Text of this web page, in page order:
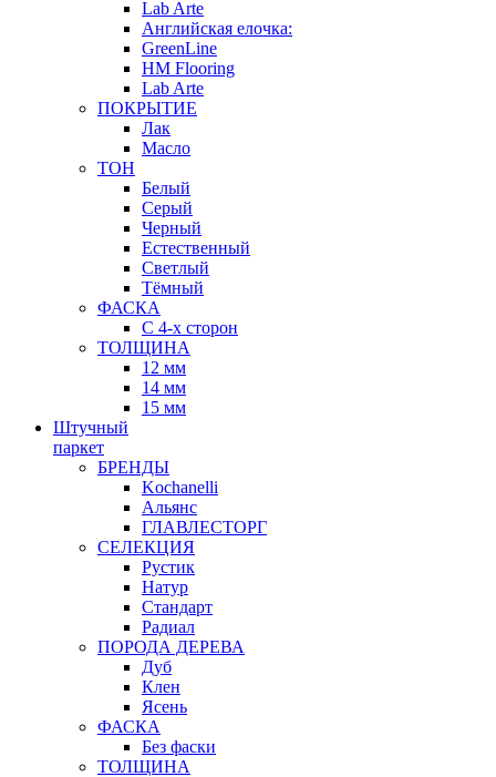
Lab Arte
Английская елочка:
GreenLine
HM Flooring
Lab Arte
ПОКРЫТИЕ
Лак
Масло
ТОН
Белый
Серый
Черный
Естественный
Светлый
Тёмный
ФАСКА
С 4-х сторон
ТОЛЩИНА
12 мм
14 мм
15 мм
Штучный
паркет
БРЕНДЫ
Kochanelli
Альянс
ГЛАВЛЕСТОРГ
СЕЛЕКЦИЯ
Рустик
Натур
Стандарт
Радиал
ПОРОДА ДЕРЕВА
Дуб
Клен
Ясень
ФАСКА
Без фаски
ТОЛЩИНА